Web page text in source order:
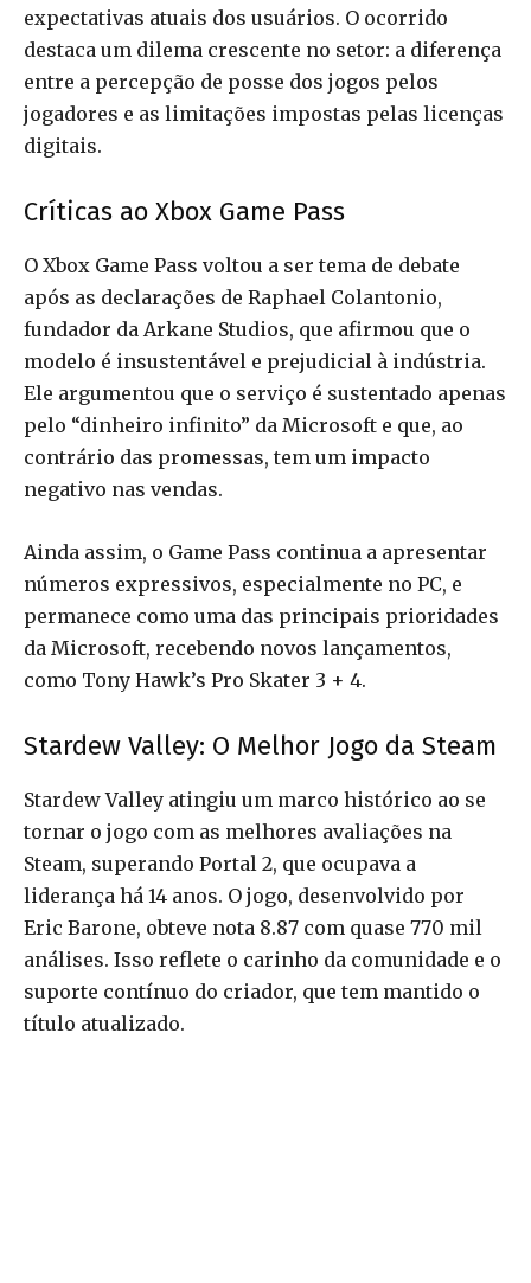
expectativas atuais dos usuários. O ocorrido
destaca um dilema crescente no setor: a diferença
entre a percepção de posse dos jogos pelos
jogadores e as limitações impostas pelas licenças
digitais.
Críticas ao Xbox Game Pass
O Xbox Game Pass voltou a ser tema de debate
após as declarações de Raphael Colantonio,
fundador da Arkane Studios, que afirmou que o
modelo é insustentável e prejudicial à indústria.
Ele argumentou que o serviço é sustentado apenas
pelo “dinheiro infinito” da Microsoft e que, ao
contrário das promessas, tem um impacto
negativo nas vendas.
Ainda assim, o Game Pass continua a apresentar
números expressivos, especialmente no PC, e
permanece como uma das principais prioridades
da Microsoft, recebendo novos lançamentos,
como Tony Hawk’s Pro Skater 3 + 4.
Stardew Valley: O Melhor Jogo da Steam
Stardew Valley atingiu um marco histórico ao se
tornar o jogo com as melhores avaliações na
Steam, superando Portal 2, que ocupava a
liderança há 14 anos. O jogo, desenvolvido por
Eric Barone, obteve nota 8.87 com quase 770 mil
análises. Isso reflete o carinho da comunidade e o
suporte contínuo do criador, que tem mantido o
título atualizado.